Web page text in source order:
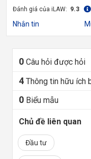
Đánh giá của iLAW: 9.3
Nhắn tin
0 Câu hỏi được hỏi
4 Thông tin hữu ích
0 Biểu mẫu
Chủ đề liên quan
Đầu tư